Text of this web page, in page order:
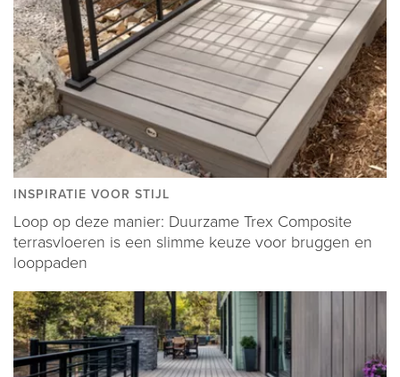
INSPIRATIE VOOR STIJL
Loop op deze manier: Duurzame Trex Composite
terrasvloeren is een slimme keuze voor bruggen en
looppaden